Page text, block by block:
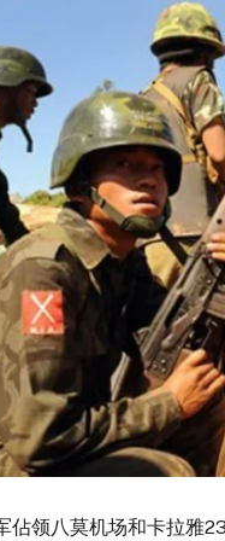
领八莫机场和卡拉雅